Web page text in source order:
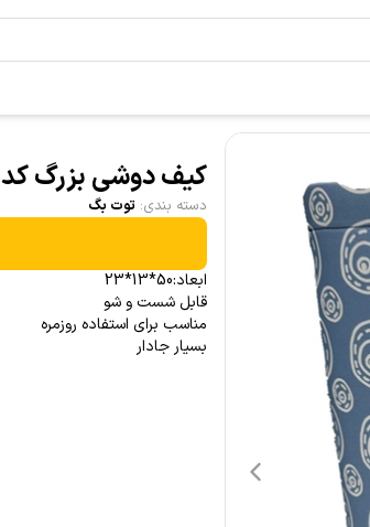
کیف دوشی بزرگ کد15
دسته بندی: توت بگ
ابعاد:50*13*23
قابل شست و شو
مناسب برای استفاده روزمره
بسیار جادار